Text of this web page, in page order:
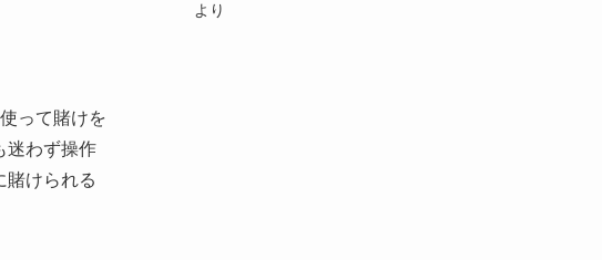
って賭けを
迷わず操作
賭けられる
より